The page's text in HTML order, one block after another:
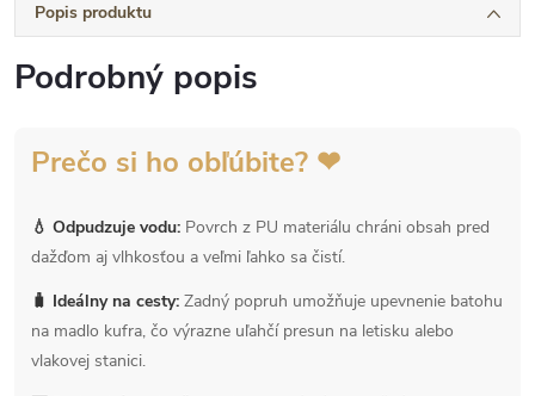
Popis produktu
Podrobný popis
Prečo si ho obľúbite? ❤
💧 Odpudzuje vodu: Povrch z PU materiálu chráni obsah pred
dažďom aj vlhkosťou a veľmi ľahko sa čistí.
🧳 Ideálny na cesty: Zadný popruh umožňuje upevnenie batohu
na madlo kufra, čo výrazne uľahčí presun na letisku alebo
vlakovej stanici.